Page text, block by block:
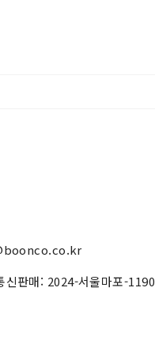
신판매: 2024-서울마포-1190